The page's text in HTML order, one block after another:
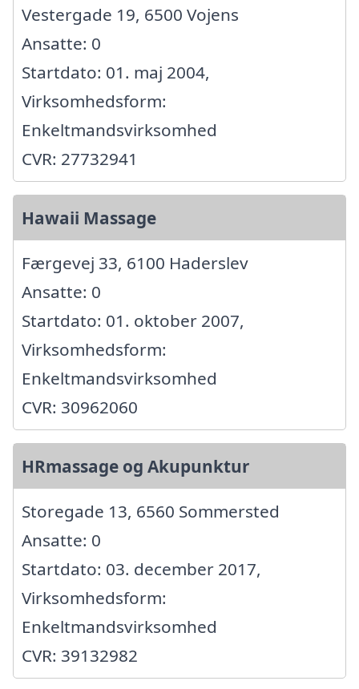
Vestergade 19, 6500 Vojens
Ansatte: 0
Startdato: 01. maj 2004,
Virksomhedsform:
Enkeltmandsvirksomhed
CVR: 27732941
Hawaii Massage
Færgevej 33, 6100 Haderslev
Ansatte: 0
Startdato: 01. oktober 2007,
Virksomhedsform:
Enkeltmandsvirksomhed
CVR: 30962060
HRmassage og Akupunktur
Storegade 13, 6560 Sommersted
Ansatte: 0
Startdato: 03. december 2017,
Virksomhedsform:
Enkeltmandsvirksomhed
CVR: 39132982